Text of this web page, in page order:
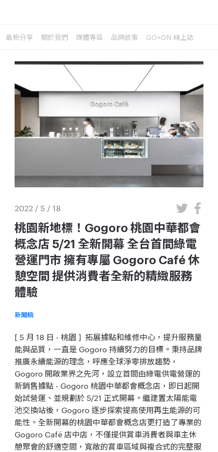
最新分享 關於我們 媒體專區 品牌故事 GO+ON 線上誌
2022 / 5 / 18
桃園新地標！Gogoro 桃園中華都會
概念店 5/21 全新開幕 全台首間綠電
營運門市 擁有專屬 Gogoro Café 休
憩空間 提供消費者全新的精緻服務
體驗
新聞稿
[ 5 月 18 日 - 桃園 ] 拓展據點和維修中心，提升服務量
能與品質，一直是 Gogoro 持續努力的目標。秉持品牌
推廣永續能源的理念，呼應全球淨零排放趨勢，
Gogoro 開啟業界之先河，設立首間由綠電供電營運的
新銷售據點 - Gogoro 桃園中華都會概念店，即日起開
始試營運、並規劃於 5/21 正式開幕。繼建置太陽能電
池交換站後，Gogoro 逐步探索提高使用再生能源的可
能性。全新開幕的桃園中華都會概念店更打造了專業的
Gogoro Café 店中店，不僅提供賞車消費者與車主休
憩聚會的舒適空間，寬敞的賞車區域與複合式的完整服